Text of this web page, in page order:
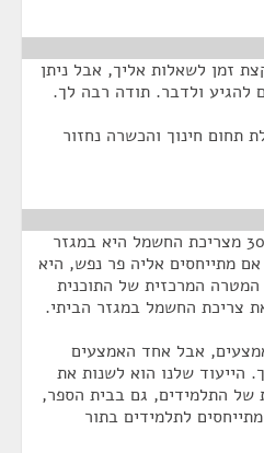
זמן לשאלות אליך, אבל ניתן
להגיע ולדבר. תודה רבה לך.
תחום חינוך והכשרה נחזור
אנחנו מכירים את הנתון ש-30% מצריכת החשמל היא במגזר
מתייחסים אליה פר נפש, היא
המרכזית של התוכנית
צריכת החשמל במגזר הביתי.
אבל אחד האמצעים
הייעוד שלנו הוא לשנות את
של התלמידים, גם בבית הספר,
לתלמידים בתור